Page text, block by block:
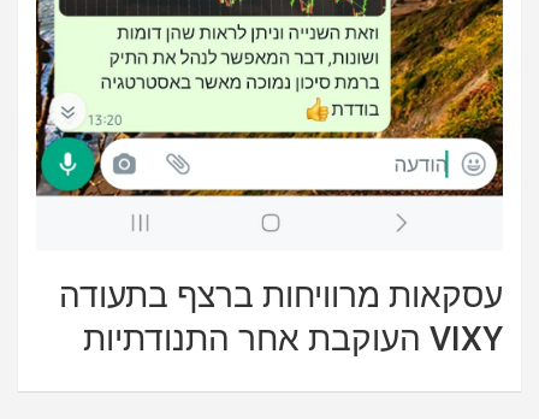
עסקאות מרוויחות ברצף בתעודה
VIXY העוקבת אחר התנודתיות